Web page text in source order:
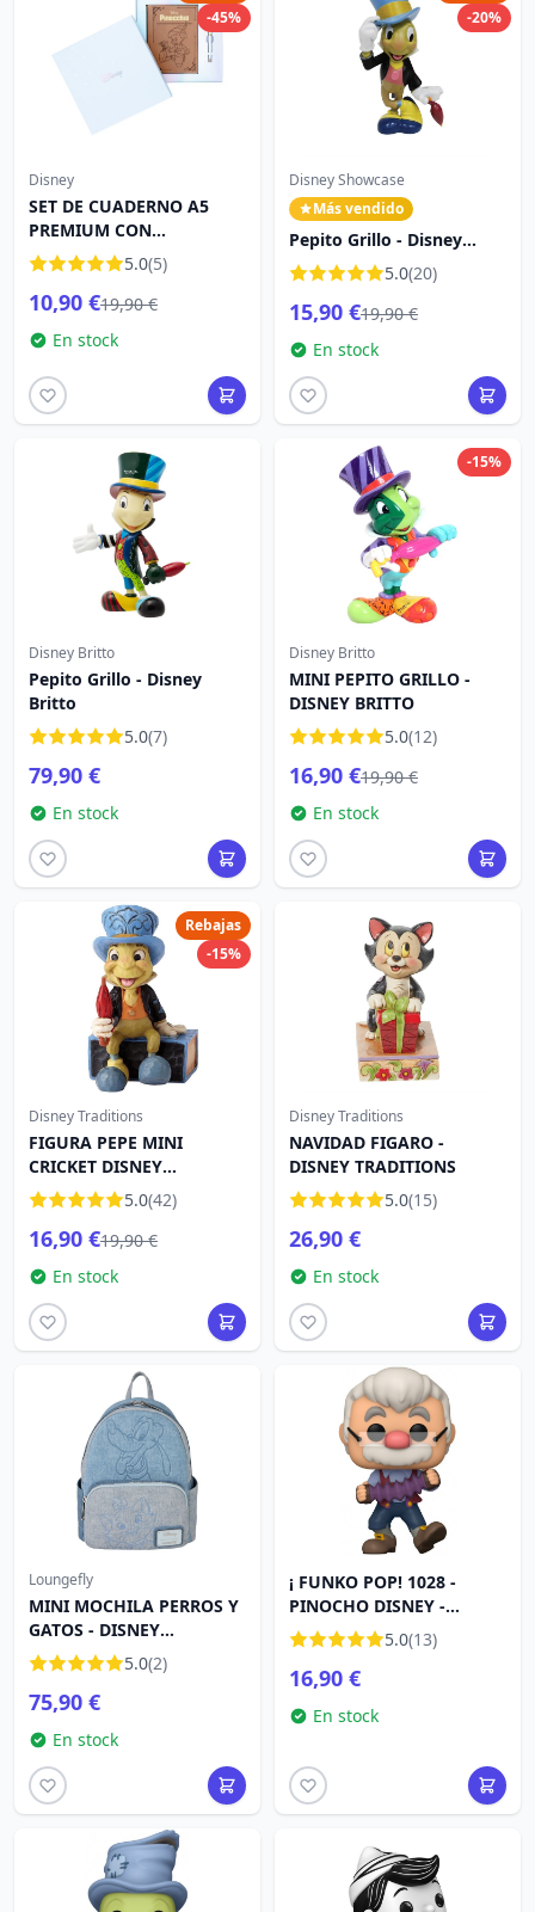
-45%
Disney
SET DE CUADERNO A5
PREMIUM CON
BOLIGRAFO - DISNEY
PINOCHO
5.0(5)
10,90 €19,90 €
En stock
-20%
Disney Showcase
Más vendido
Pepito Grillo - Disney
Showcase Pinocho
5.0(20)
15,90 €19,90 €
En stock
Disney Britto
Pepito Grillo - Disney
Britto
5.0(7)
79,90 €
En stock
-15%
Disney Britto
MINI PEPITO GRILLO -
DISNEY BRITTO
5.0(12)
16,90 €19,90 €
En stock
Rebajas
-15%
Disney Traditions
FIGURA PEPE MINI
CRICKET DISNEY
TRADITIONS5.0(42)
16,90 €19,90 €
En stock
Disney Traditions
NAVIDAD FIGARO -
DISNEY TRADITIONS
5.0(15)
26,90 €
En stock
Loungefly
MINI MOCHILA PERROS Y
GATOS - DISNEY
LOUNGEFLY5.0(2)
75,90 €
En stock
¡ FUNKO POP! 1028 -
PINOCHO DISNEY -
GEPPETTO 5.0(13)
16,90 €
En stock